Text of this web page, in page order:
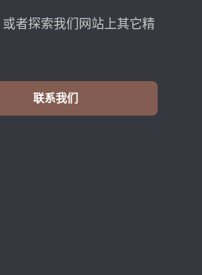
者探索我们网站上其它精
联系我们